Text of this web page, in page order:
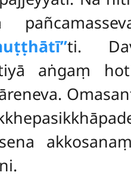
ti.
aṅgaṃ